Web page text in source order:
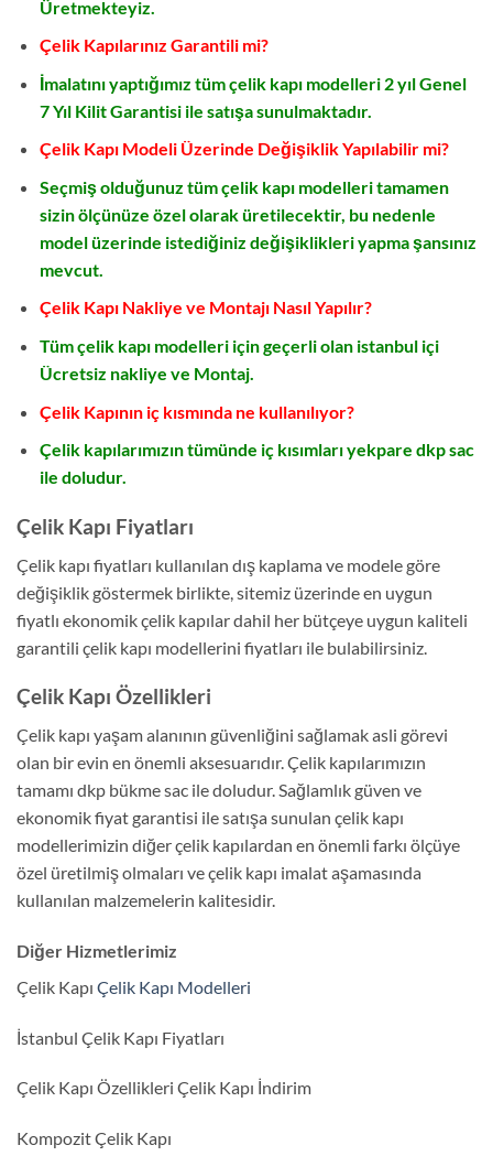
Üretmekteyiz.
Çelik Kapılarınız Garantili mi?
İmalatını yaptığımız tüm çelik kapı modelleri 2 yıl Genel
7 Yıl Kilit Garantisi ile satışa sunulmaktadır.
Çelik Kapı Modeli Üzerinde Değişiklik Yapılabilir mi?
Seçmiş olduğunuz tüm çelik kapı modelleri tamamen
sizin ölçünüze özel olarak üretilecektir, bu nedenle
model üzerinde istediğiniz değişiklikleri yapma şansınız
mevcut.
Çelik Kapı Nakliye ve Montajı Nasıl Yapılır?
Tüm çelik kapı modelleri için geçerli olan istanbul içi
Ücretsiz nakliye ve Montaj.
Çelik Kapının iç kısmında ne kullanılıyor?
Çelik kapılarımızın tümünde iç kısımları yekpare dkp sac
ile doludur.
Çelik Kapı Fiyatları
Çelik kapı fiyatları kullanılan dış kaplama ve modele göre
değişiklik göstermek birlikte, sitemiz üzerinde en uygun
fiyatlı ekonomik çelik kapılar dahil her bütçeye uygun kaliteli
garantili çelik kapı modellerini fiyatları ile bulabilirsiniz.
Çelik Kapı Özellikleri
Çelik kapı yaşam alanının güvenliğini sağlamak asli görevi
olan bir evin en önemli aksesuarıdır. Çelik kapılarımızın
tamamı dkp bükme sac ile doludur. Sağlamlık güven ve
ekonomik fiyat garantisi ile satışa sunulan çelik kapı
modellerimizin diğer çelik kapılardan en önemli farkı ölçüye
özel üretilmiş olmaları ve çelik kapı imalat aşamasında
kullanılan malzemelerin kalitesidir.
Diğer Hizmetlerimiz
Çelik Kapı Çelik Kapı Modelleri
İstanbul Çelik Kapı Fiyatları
Çelik Kapı Özellikleri Çelik Kapı İndirim
Kompozit Çelik Kapı